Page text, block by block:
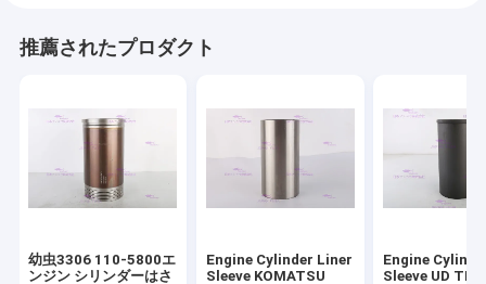
推薦されたプロダクト
幼虫3306 110-5800エ
ンジン シリンダーはさ
Engine Cylinder Liner
Sleeve KOMATSU
Engine
Sleeve UD